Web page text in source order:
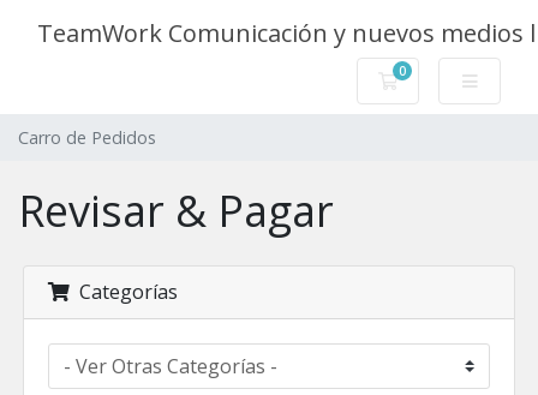
TeamWork Comunicación y nuevos medios
0
Carro de Pedidos
Carro de Pedidos
Revisar & Pagar
Categorías